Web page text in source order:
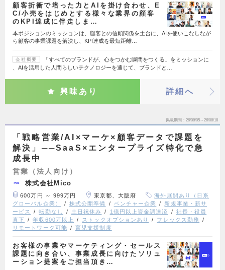
顧客折衝で培った力とAIを掛け合わせ、E
C/小売をはじめとする様々な業界の顧客
のKPI達成に伴走しま…
本ポジションのミッションは、顧客との信頼関係を土台に、AIを使いこなしなが
ら顧客の事業課題を解決し、KPI達成を最短距離…
会社概要
「すべてのブランドが、心をつかむ瞬間をつくる」をミッションに
、AIを活用した人間らしいテクノロジーを通じて、ブランドと…
興味あり 詳細へ
掲載期間 26/08/05～26/08/18
「戦略営業/AI×マーケ×顧客データで課題を
解決」──SaaS×エンタープライズ特化で急
成長中
営業（法人向け）
株式会社Mico
600万円 ～ 999万円 東京都、大阪府
海外展開あり（日系
グローバル企業）
株式公開準備 ベンチャー企業
新規事業・新サ
ービス
転勤なし 土日祝休み 1億円以上資金調達済
社長・役員
直下
年収600万以上 ストックオプションあり
フレックス勤務
リモートワーク可能
育児支援制度
お客様の事業やマーケティング・セールス
課題に向き合い、事業成長に向けたソリュ
ーション提案をご担当頂き…